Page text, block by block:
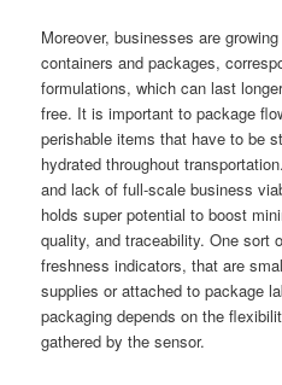
Moreover, businesses are
containers and packages,
formulations, which can last
free. It is important to package
perishable items that have to be
hydrated throughout
and lack of full-scale business
holds super potential to boost
quality, and traceability. One sort
freshness indicators, that are
supplies or attached to package
packaging depends on the
gathered by the sensor.